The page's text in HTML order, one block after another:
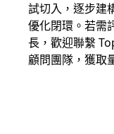
試切入，逐步建
優化閉環。若需
長，歡迎聯繫
顧問團隊，獲取